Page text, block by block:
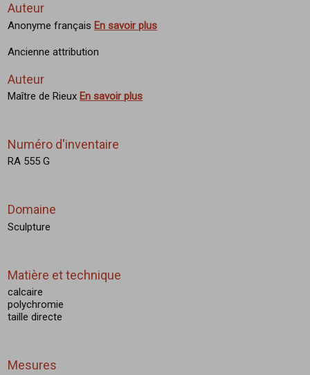
Auteur
Anonyme français En savoir plus
Ancienne attribution
Auteur
Maître de Rieux En savoir plus
Numéro d'inventaire
RA 555 G
Domaine
Sculpture
Matière et technique
calcaire
polychromie
taille directe
Mesures